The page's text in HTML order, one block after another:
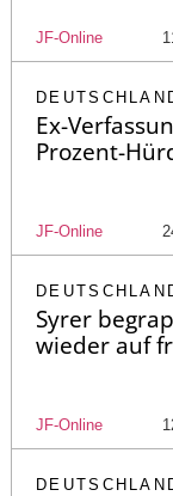
JF-Online
Ex-
Prozent-
JF-Online
Syrer
wieder auf
JF-Online